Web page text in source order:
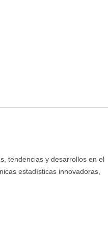
tendencias y desarrollos en el
estadísticas innovadoras,